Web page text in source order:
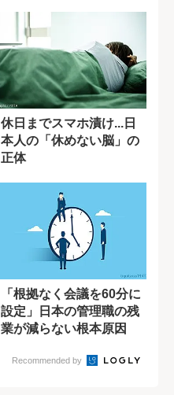
休日までスマホ漬け...日
本人の「休めない脳」の
正体
「根拠なく会議を60分に
設定」日本の管理職の残
業が減らない根本原因
Recommended by